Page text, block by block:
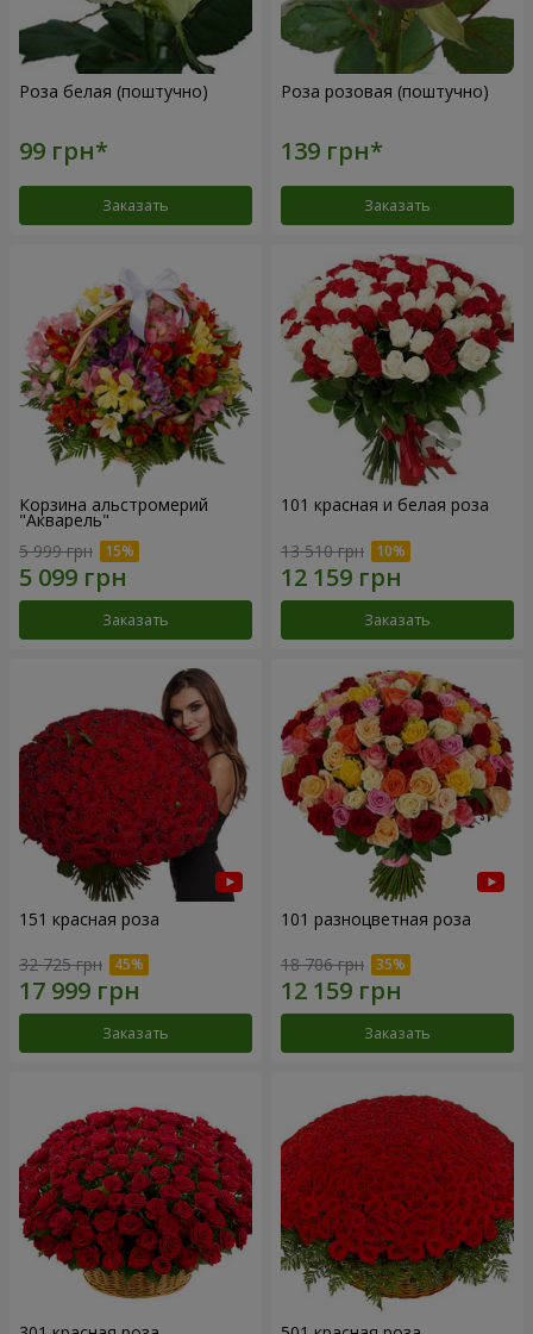
Роза белая (поштучно)
Заказать
Роза розовая (поштучно)
Заказать
Корзина альстромерий
"Акварель"
5 999 грн
Заказать
101 красная и белая роза
13 510 грн
Заказать
151 красная роза
32 725 грн
Заказать
101 разноцветная роза
18 706 грн
Заказать